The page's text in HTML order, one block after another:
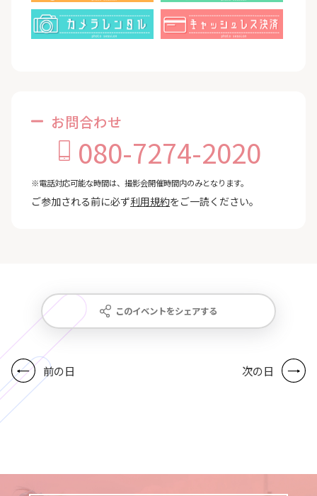
お問合わせ
080-7274-2020
※電話対応可能な時間は、撮影会開催時間内のみとなります。
ご参加される前に必ず利用規約をご一読ください。
このイベントをシェアする
前の日 次の日